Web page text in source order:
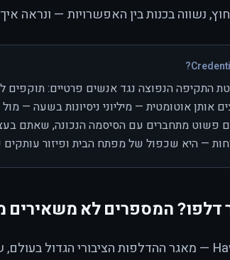
נשווה בכנות בין האפשרויות — ונראה
התקיפה הנפוצה נגד אנשים פרטיים: תוקפים
אותן אוטומטית — מיליוני ניסיונות בשעה —
פשוט מתחברים עם הסיסמה הנכונה, שאתם
— היא שכפול של מפתח הבית ופיזור עותקים
דלפו? המספרים לא משאירים